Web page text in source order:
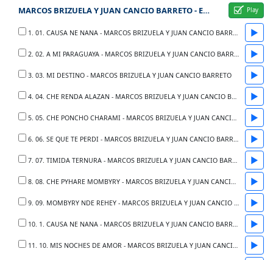
MARCOS BRIZUELA Y JUAN CANCIO BARRETO - ENTRE COMPADRES Y CANCIONES
1. 01. CAUSA NE NANA - MARCOS BRIZUELA Y JUAN CANCIO BARRETO ▶
2. 02. A MI PARAGUAYA - MARCOS BRIZUELA Y JUAN CANCIO BARRETO ▶
3. 03. MI DESTINO - MARCOS BRIZUELA Y JUAN CANCIO BARRETO ▶
4. 04. CHE RENDA ALAZAN - MARCOS BRIZUELA Y JUAN CANCIO BARRETO ▶
5. 05. CHE PONCHO CHARAMI - MARCOS BRIZUELA Y JUAN CANCIO BARRETO ▶
6. 06. SE QUE TE PERDI - MARCOS BRIZUELA Y JUAN CANCIO BARRETO ▶
7. 07. TIMIDA TERNURA - MARCOS BRIZUELA Y JUAN CANCIO BARRETO ▶
8. 08. CHE PYHARE MOMBYRY - MARCOS BRIZUELA Y JUAN CANCIO BARRETO ▶
9. 09. MOMBYRY NDE REHEY - MARCOS BRIZUELA Y JUAN CANCIO BARRETO ▶
10. 1. CAUSA NE NANA - MARCOS BRIZUELA Y JUAN CANCIO BARRETO ▶
11. 10. MIS NOCHES DE AMOR - MARCOS BRIZUELA Y JUAN CANCIO BARRETO ▶